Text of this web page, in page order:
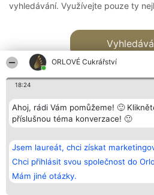
ORLOVÉ Cukrářství
18:24
Ahoj, rádi Vám pomůžeme! 🙂
příslušnou téma konverzace! 🙂
Jsem laureát, chci získat
Chci přihlásit svou společnost do
Mám jiné otázky.
vyhledávání. Využívejte pouze ty
Bright Side Solutions sp. z o.
o. sp. k.
ul. Ruska 22
Wrocław 50-079
KRS 0000749100 | Regon
381313360 | NIP 8943132676
Vítězové
Seznam
laureátů
Zásady
Zásady